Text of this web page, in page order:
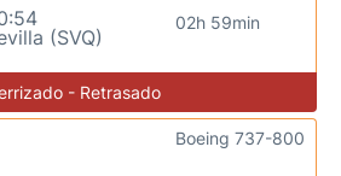
(SVQ)
02h 59min
- Retrasado
Boeing 737-800